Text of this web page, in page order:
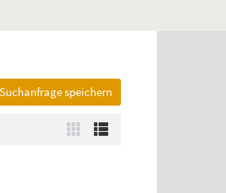
Pfeil rechts klappen Sie auf, mit
Suchanfrage speichern